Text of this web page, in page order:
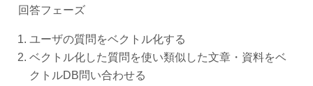
回答フェーズ
ユーザの質問をベクトル化する
ベクトル化した質問を使い類似した文章・資料をベ
クトルDB問い合わせる